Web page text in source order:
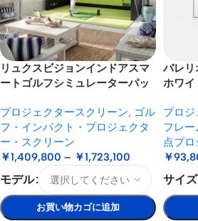
リュクスビジョンインドアスマ
ートゴルフシミュレーターパッ
プロジェクタースクリーン, ゴル
フ・インパクト・プロジェクタ
ー・スクリーン
￥1,409,800 – ￥1,723,100
モデル
お買い物カゴに追加
バレリ
ホワイ
プロ
フレ
点プ
￥
サイズ